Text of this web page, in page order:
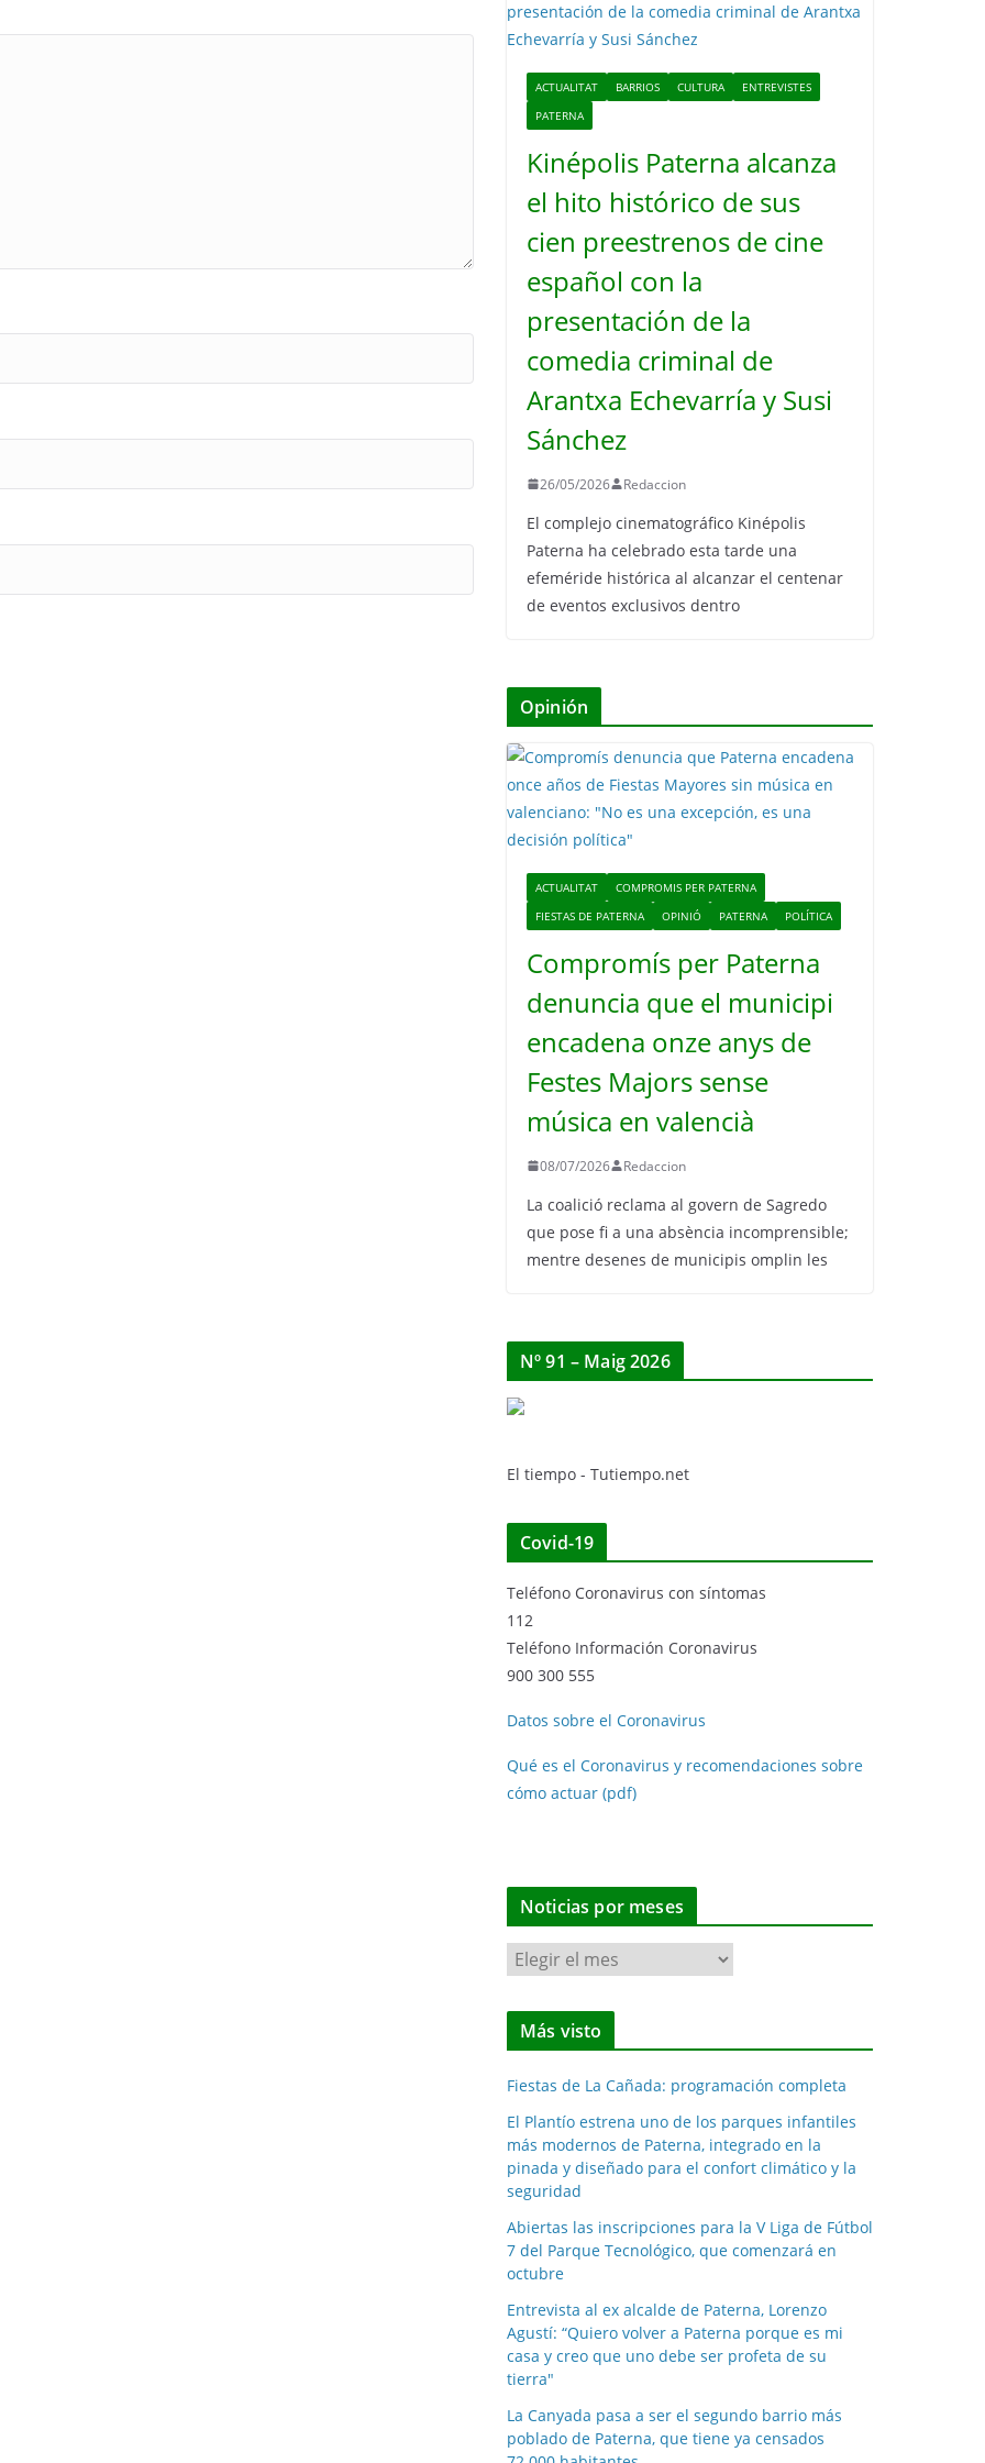
ACTUALITAT BARRIOS CULTURA
ENTREVISTES
PATERNA
Kinépolis Paterna alcanza
el hito histórico de sus
cien preestrenos de cine
español con la
presentación de la
comedia criminal de
Arantxa Echevarría y Susi
Sánchez
26/05/2026 Redaccion
El complejo cinematográfico Kinépolis
Paterna ha celebrado esta tarde una
efeméride histórica al alcanzar el centenar
de eventos exclusivos dentro
Opinión
ACTUALITAT
COMPROMIS PER PATERNA
FIESTAS DE PATERNA
OPINIÓ PATERNA POLÍTICA
Compromís per Paterna
denuncia que el municipi
encadena onze anys de
Festes Majors sense
música en valencià
08/07/2026 Redaccion
La coalició reclama al govern de Sagredo
que pose fi a una absència incomprensible;
mentre desenes de municipis omplin les
Nº 91 – Maig 2026
El tiempo - Tutiempo.net
Covid-19
Teléfono Coronavirus con síntomas
112
Teléfono Información Coronavirus
900 300 555
Datos sobre el Coronavirus
Qué es el Coronavirus y recomendaciones sobre
cómo actuar (pdf)
Noticias por meses
N
o
t
i
a
s
p
o
r
m
e
s
e
s
Más visto
Fiestas de La Cañada: programación completa
El Plantío estrena uno de los parques infantiles
más modernos de Paterna, integrado en la
pinada y diseñado para el confort climático y la
seguridad
Abiertas las inscripciones para la V Liga de Fútbol
7 del Parque Tecnológico, que comenzará en
octubre
Entrevista al ex alcalde de Paterna, Lorenzo
Agustí: “Quiero volver a Paterna porque es mi
casa y creo que uno debe ser profeta de su
tierra"
La Canyada pasa a ser el segundo barrio más
poblado de Paterna, que tiene ya censados